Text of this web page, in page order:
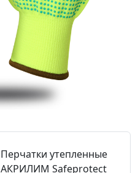
Перчатки утепленные
АКРИЛИМ Safeprotect